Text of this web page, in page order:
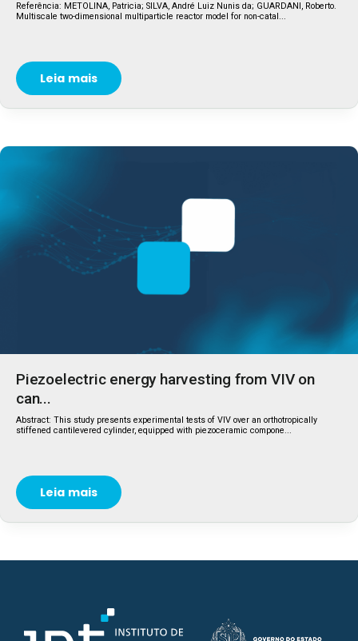
Referência: METOLINA, Patricia; SILVA, André Luiz Nunis da; GUARDANI, Roberto.
Multiscale two-dimensional multiparticle reactor model for non-catal...
Leia mais
Piezoelectric energy harvesting from VIV on
can...
Abstract: This study presents experimental tests of VIV over an orthotropically
stiffened cantilevered cylinder, equipped with piezoceramic compone...
Leia mais